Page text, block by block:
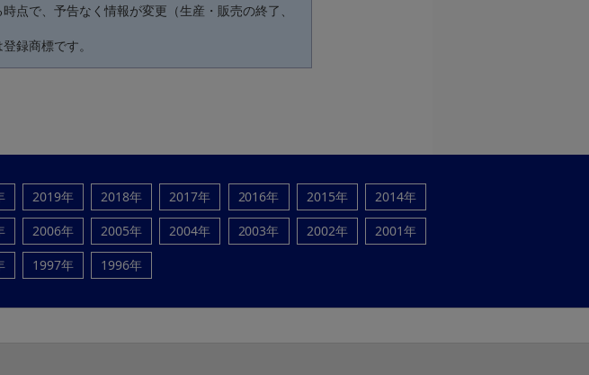
点で、予告なく情報が変更（生産・販売の終了、
録商標です。
2019年 2018年 2017年 2016年 2015年
2014年
2006年 2005年 2004年 2003年 2002年
2001年
1997年 1996年